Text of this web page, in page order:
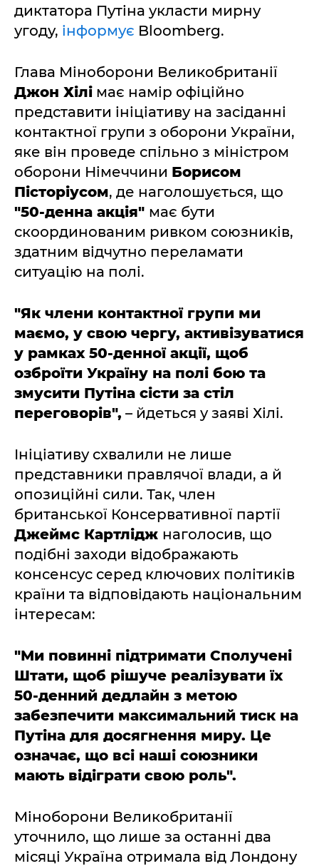
диктатора Путіна укласти мирну
угоду, інформує Bloomberg.
Глава Міноборони Великобританії
Джон Хілі має намір офіційно
представити ініціативу на засіданні
контактної групи з оборони України,
яке він проведе спільно з міністром
оборони Німеччини Борисом
Пісторіусом, де наголошується, що
"50-денна акція" має бути
скоординованим ривком союзників,
здатним відчутно переламати
ситуацію на полі.
"Як члени контактної групи ми
маємо, у свою чергу, активізуватися
у рамках 50-денної акції, щоб
озброїти Україну на полі бою та
змусити Путіна сісти за стіл
переговорів", – йдеться у заяві Хілі.
Ініціативу схвалили не лише
представники правлячої влади, а й
опозиційні сили. Так, член
британської Консервативної партії
Джеймс Картлідж наголосив, що
подібні заходи відображають
консенсус серед ключових політиків
країни та відповідають національним
інтересам:
"Ми повинні підтримати Сполучені
Штати, щоб рішуче реалізувати їх
50-денний дедлайн з метою
забезпечити максимальний тиск на
Путіна для досягнення миру. Це
означає, що всі наші союзники
мають відіграти свою роль".
Міноборони Великобританії
уточнило, що лише за останні два
місяці Україна отримала від Лондону